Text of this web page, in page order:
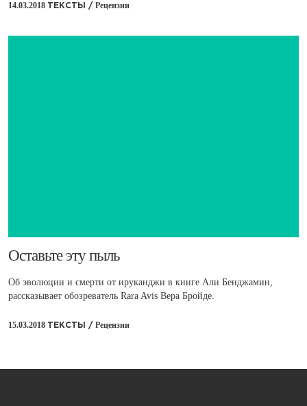
14.03.2018 ТЕКСТЫ / Рецензии
​Оставьте эту пыль
Об эволюции и смерти от ируканджи в книге Али Бенджамин,
рассказывает обозреватель Rara Avis Вера Бройде.
15.03.2018 ТЕКСТЫ / Рецензии